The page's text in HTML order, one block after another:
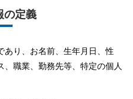
の定義
あり、お名前、生年月日、性
職業、勤務先等、特定の個人